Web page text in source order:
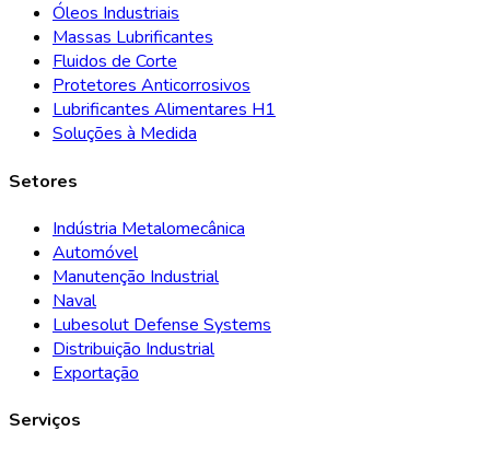
Óleos Industriais
Massas Lubrificantes
Fluidos de Corte
Protetores Anticorrosivos
Lubrificantes Alimentares H1
Soluções à Medida
Setores
Indústria Metalomecânica
Automóvel
Manutenção Industrial
Naval
Lubesolut Defense Systems
Distribuição Industrial
Exportação
Serviços